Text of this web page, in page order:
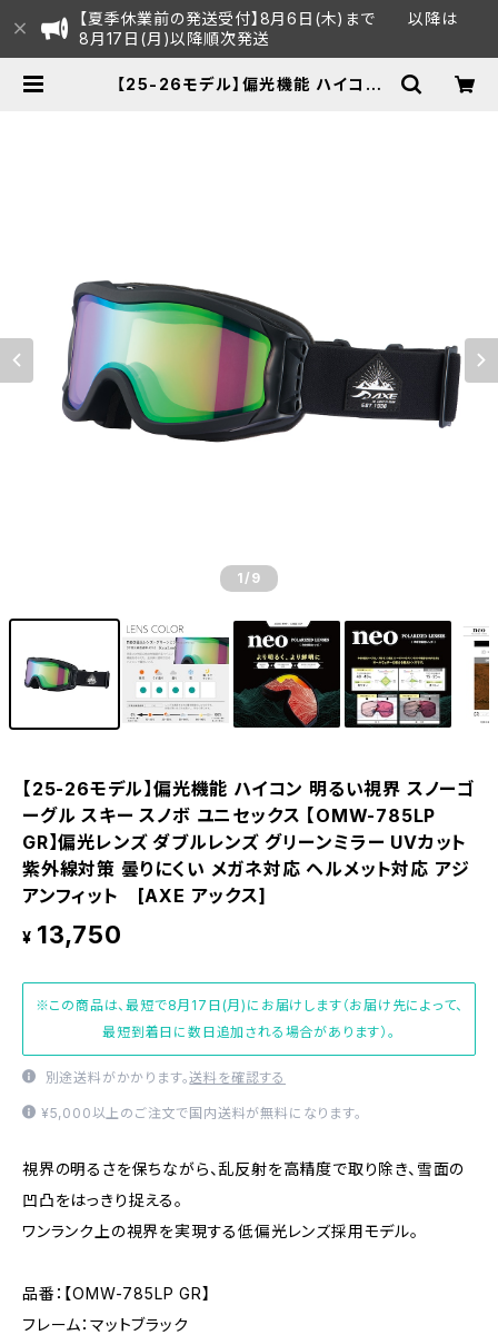
【夏季休業前の発送受付】8月6日(木)まで 以降は
8月17日(月)以降順次発送
【25-26モデル】偏光機能 ハイコン
1 /9
【25-26モデル】偏光機能 ハイコン 明るい視界 スノーゴ
ーグル スキー スノボ ユニセックス 【OMW-785LP
GR】偏光レンズ ダブルレンズ グリーンミラー UVカット
紫外線対策 曇りにくい メガネ対応 ヘルメット対応 アジ
アンフィット [AXE アックス]
¥ 13,750
※この商品は、最短で8月17日(月)にお届けします（お届け先によって、
最短到着日に数日追加される場合があります）。
別途送料がかかります。送料を確認する
¥5,000以上のご注文で国内送料が無料になります。
視界の明るさを保ちながら、乱反射を高精度で取り除き、雪面の
凹凸をはっきり捉える。
ワンランク上の視界を実現する低偏光レンズ採用モデル。
品番：【OMW-785LP GR】
フレーム：マットブラック